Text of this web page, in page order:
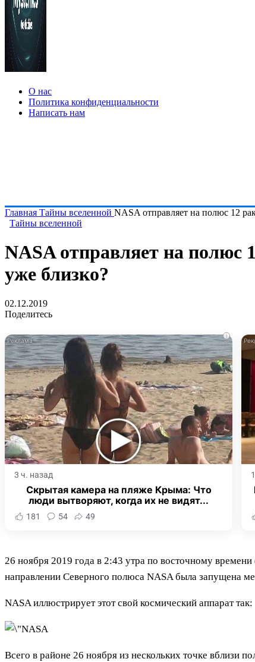
О нас
Политика конфиденциальности
Написать нам
Главная Тайны вселенной NASA отправляет на полюс 12
Тайны вселенной
NASA отправляет на полюс
уже близко?
02.12.2019
Поделитесь
i
3 ч. назад
Скрытая камера на пляже Крыма: Что
люди вытворяют, когда их не видят...
181 54 49
26 ноября 2019 года в 2:43 утра по восточному
направлении Северного полюса NASA была запущена
NASA иллюстрирует этот свой космический аппарат так:
Всего в районе 26 ноября из нескольких точке вблизи